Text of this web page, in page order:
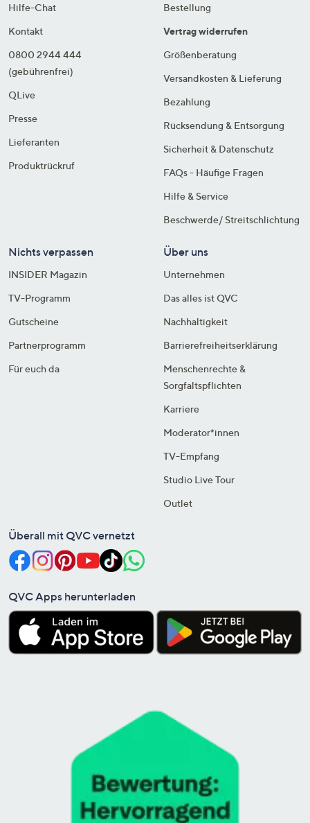
Hilfe-Chat
Kontakt
0800 2944 444
(gebührenfrei)
QLive
Presse
Lieferanten
Produktrückruf
Bestellung
Vertrag widerrufen
Größenberatung
Versandkosten & Lieferung
Bezahlung
Rücksendung & Entsorgung
Sicherheit & Datenschutz
FAQs - Häufige Fragen
Hilfe & Service
Beschwerde/ Streitschlichtung
Nichts verpassen
INSIDER Magazin
TV-Programm
Gutscheine
Partnerprogramm
Für euch da
Über uns
Unternehmen
Das alles ist QVC
Nachhaltigkeit
Barrierefreiheitserklärung
Menschenrechte &
Sorgfaltspflichten
Karriere
Moderator*innen
TV-Empfang
Studio Live Tour
Outlet
Überall mit QVC vernetzt
QVC Apps herunterladen